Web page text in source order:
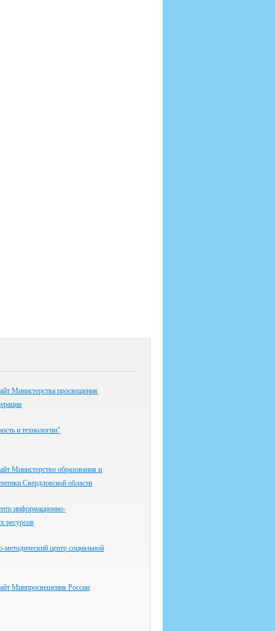
Министерства просвещения
и технологии"
Министерство образования и
Свердловской области
информационно-
ресурсов
методический центр социальной
Минпросвещения России